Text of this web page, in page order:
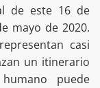
de este 16 de
mayo de 2020.
casi
un itinerario
puede